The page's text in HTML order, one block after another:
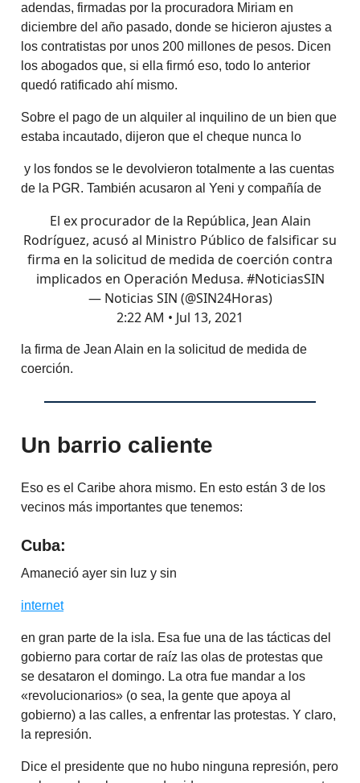
adendas, firmadas por la procuradora Miriam en
diciembre del año pasado, donde se hicieron ajustes a
los contratistas por unos 200 millones de pesos. Dicen
los abogados que, si ella firmó eso, todo lo anterior
quedó ratificado ahí mismo.
Sobre el pago de un alquiler al inquilino de un bien que
estaba incautado, dijeron que el cheque nunca lo
y los fondos se le devolvieron totalmente a las cuentas
de la PGR. También acusaron al Yeni y compañía de
El ex procurador de la República, Jean Alain
Rodríguez, acusó al Ministro Público de falsificar su
firma en la solicitud de medida de coerción contra
implicados en Operación Medusa. #NoticiasSIN
— Noticias SIN (@SIN24Horas)
2:22 AM • Jul 13, 2021
la firma de Jean Alain en la solicitud de medida de
coerción.
Un barrio caliente
Eso es el Caribe ahora mismo. En esto están 3 de los
vecinos más importantes que tenemos:
Cuba:
Amaneció ayer sin luz y sin
internet
en gran parte de la isla. Esa fue una de las tácticas del
gobierno para cortar de raíz las olas de protestas que
se desataron el domingo. La otra fue mandar a los
«revolucionarios» (o sea, la gente que apoya al
gobierno) a las calles, a enfrentar las protestas. Y claro,
la represión.
Dice el presidente que no hubo ninguna represión, pero